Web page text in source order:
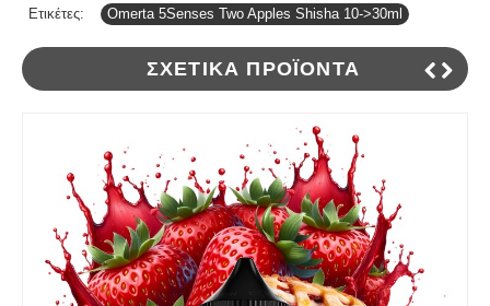
Ετικέτες: Omerta 5Senses Two Apples Shisha 10->30ml
ΣΧΕΤΙΚΆ ΠΡΟΪΌΝΤΑ